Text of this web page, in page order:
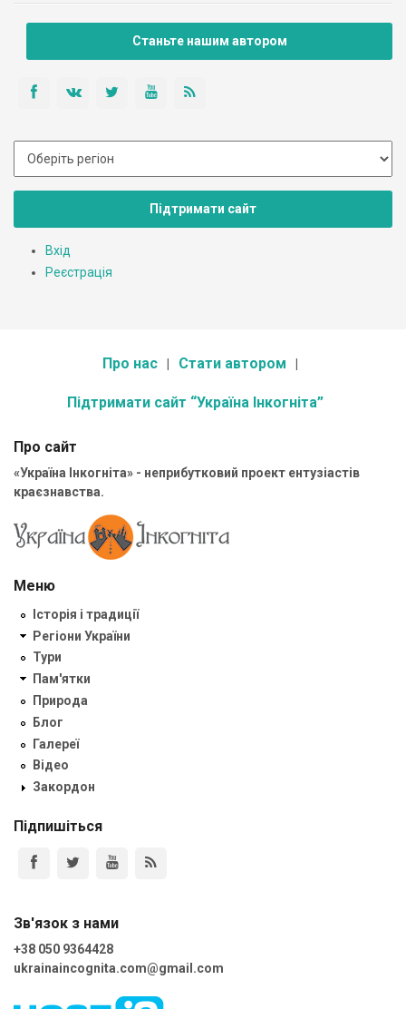
Станьте нашим автором
Підтримати сайт
Вхід
Реєстрація
Про нас Стати автором
Підтримати сайт “Україна Інкогніта”
Про сайт
«Україна Інкогніта» - неприбутковий проект ентузіастів
краєзнавства.
Меню
Історія і традиції
Регіони України
Тури
Пам'ятки
Природа
Блог
Галереї
Відео
Закордон
Підпишіться
Зв'язок з нами
+38 050 9364428
ukrainaincognita.com@gmail.com